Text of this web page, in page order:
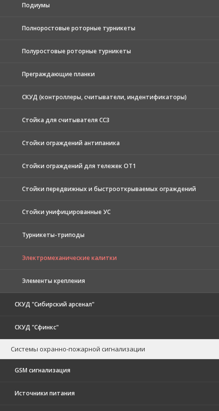
Подиумы
Полноростовые роторные турникеты
Полуростовые роторные турникеты
Преграждающие планки
СКУД (контроллеры, считыватели, индентификаторы)
Стойка для считывателя СС3
Стойки ограждений антипаника
Стойки ограждений для тележек ОТ1
Стойки передвижных и быстрооткрываемых ограждений
Стойки унифицированные УС
Турникеты-триподы
Электромеханические калитки
Элементы крепления
СКУД "Сибирский арсенал"
СКУД "Сфинкс"
Системы охранно-пожарной сигнализации
GSM сигнализация
Источники питания